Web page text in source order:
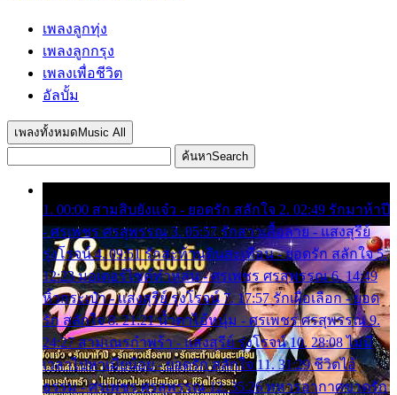
เพลงลูกทุ่ง
เพลงลูกกรุง
เพลงเพื่อชีวิต
อัลบั้ม
เพลงทั้งหมด Music All
ค้นหาSearch
1. 00:00 สามสิบยังแจ๋ว - ยอดรัก สลักใจ 2. 02:49 รักมาห้าปี
- ศรเพชร ศรสุพรรณ 3. 05:57 รักสาวเสื้อลาย - แสงสุรีย์
รุ่งโรจน์ 4. 09:51 รักสะท้านดินสะเทือน - ยอดรัก สลักใจ 5.
12:23 มอเตอร์ไซค์ทำหล่น - ศรเพชร ศรสุพรรณ 6. 14:49
หิ้วกระเป๋า - แสงสุรีย์ รุ่งโรจน์ 7. 17:57 รักเผื่อเลือก - ยอด
รัก สลักใจ 8. 21:21 น้ำตาไอ้หนุ่ม - ศรเพชร ศรสุพรรณ 9.
24:27 สามเณรกำพร้า - แสงสุรีย์ รุ่งโรจน์ 10. 28:08 ไม่มี
เวลาไปหาเมียน้อย - ยอดรัก สลักใจ 11. 31:29 ชีวิตไอ้
ธรรม - ศรเพชร ศรสุพรรณ 12. 35:26 ทหารอากาศขาดรัก